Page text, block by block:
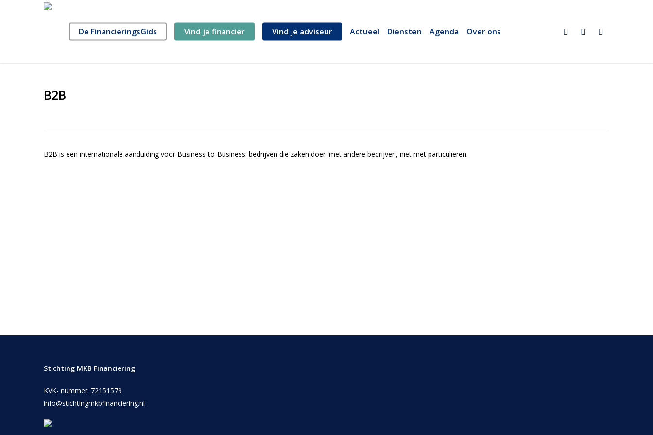
De FinancieringsGids Vind je financier Vind je adviseur Actueel Diensten Agenda Over ons twitterlinkedin
email
B2B
B2B is een internationale aanduiding voor Business-to-Business: bedrijven die zaken doen met andere bedrijven, niet met particulieren.
Stichting MKB Financiering
KVK- nummer: 72151579
info@stichtingmkbfinanciering.nl